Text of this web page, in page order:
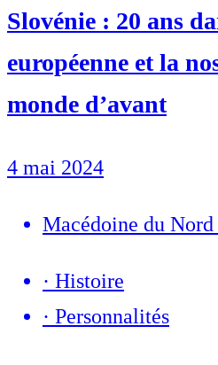
Slovénie : 20 ans
européenne et la
monde d’avant
4 mai 2024
Macédoine du Nord
· Histoire
· Personnalités